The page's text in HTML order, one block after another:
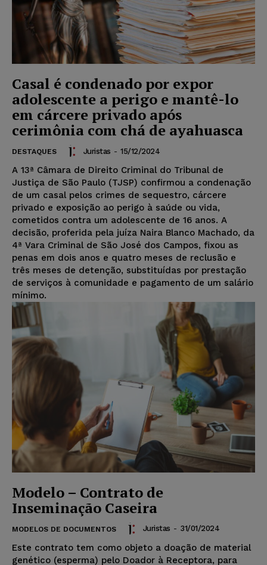
Casal é condenado por expor
adolescente a perigo e mantê-lo
em cárcere privado após
cerimônia com chá de ayahuasca
DESTAQUES Juristas - 15/12/2024
A 13ª Câmara de Direito Criminal do Tribunal de
Justiça de São Paulo (TJSP) confirmou a condenação
de um casal pelos crimes de sequestro, cárcere
privado e exposição ao perigo à saúde ou vida,
cometidos contra um adolescente de 16 anos. A
decisão, proferida pela juíza Naira Blanco Machado, da
4ª Vara Criminal de São José dos Campos, fixou as
penas em dois anos e quatro meses de reclusão e
três meses de detenção, substituídas por prestação
de serviços à comunidade e pagamento de um salário
mínimo.
Modelo – Contrato de
Inseminação Caseira
MODELOS DE DOCUMENTOS Juristas - 31/01/2024
Este contrato tem como objeto a doação de material
genético (esperma) pelo Doador à Receptora, para